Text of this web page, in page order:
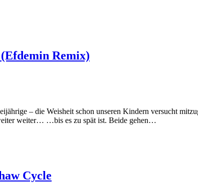
Remix)
– die Weisheit schon unseren Kindern versucht
weiter… …bis es zu spät ist. Beide gehen…
Cycle